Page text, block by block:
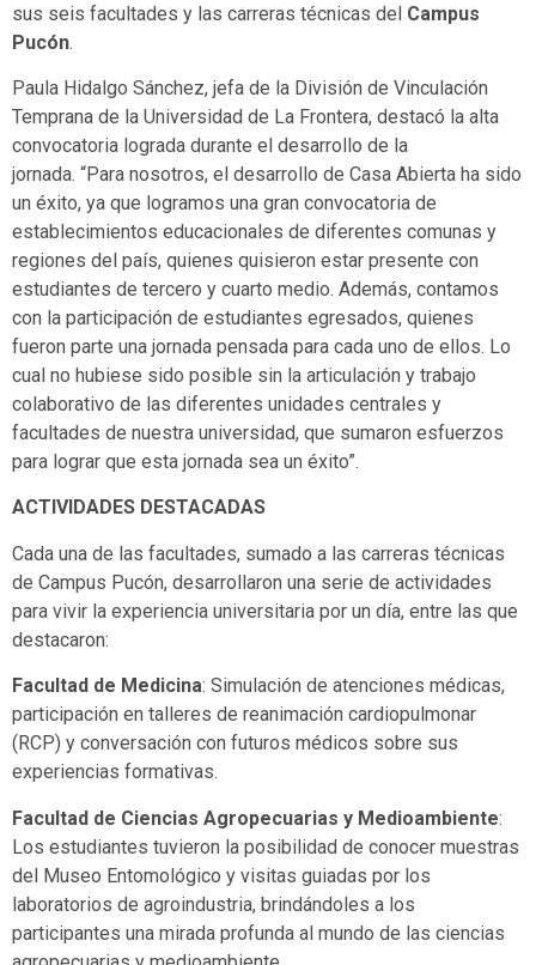
sus seis facultades y las carreras técnicas del Campus
Pucón.
Paula Hidalgo Sánchez, jefa de la División de Vinculación
Temprana de la Universidad de La Frontera, destacó la alta
convocatoria lograda durante el desarrollo de la
jornada. “Para nosotros, el desarrollo de Casa Abierta ha sido
un éxito, ya que logramos una gran convocatoria de
establecimientos educacionales de diferentes comunas y
regiones del país, quienes quisieron estar presente con
estudiantes de tercero y cuarto medio. Además, contamos
con la participación de estudiantes egresados, quienes
fueron parte una jornada pensada para cada uno de ellos. Lo
cual no hubiese sido posible sin la articulación y trabajo
colaborativo de las diferentes unidades centrales y
facultades de nuestra universidad, que sumaron esfuerzos
para lograr que esta jornada sea un éxito”.
ACTIVIDADES DESTACADAS
Cada una de las facultades, sumado a las carreras técnicas
de Campus Pucón, desarrollaron una serie de actividades
para vivir la experiencia universitaria por un día, entre las que
destacaron:
Facultad de Medicina: Simulación de atenciones médicas,
participación en talleres de reanimación cardiopulmonar
(RCP) y conversación con futuros médicos sobre sus
experiencias formativas.
Facultad de Ciencias Agropecuarias y Medioambiente:
Los estudiantes tuvieron la posibilidad de conocer muestras
del Museo Entomológico y visitas guiadas por los
laboratorios de agroindustria, brindándoles a los
participantes una mirada profunda al mundo de las ciencias